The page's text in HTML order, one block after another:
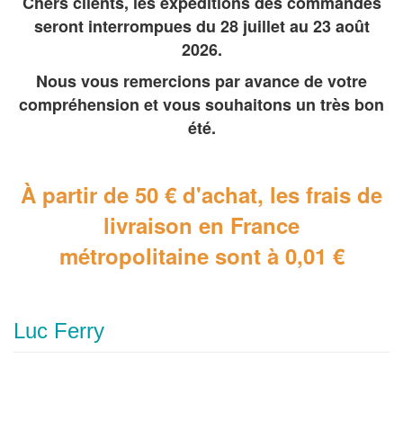
seront interrompues du 28 juillet au 23 août
2026.
Nous vous remercions par avance de votre
compréhension et vous souhaitons un très bon
été.
À partir de 50 € d'achat, les frais de
livraison en France
métropolitainesont à 0,01 €
Luc Ferry